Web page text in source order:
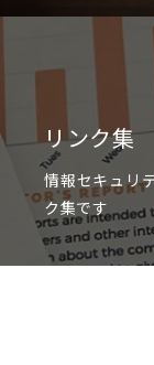
リンク集
情報セキュリ
ク集です